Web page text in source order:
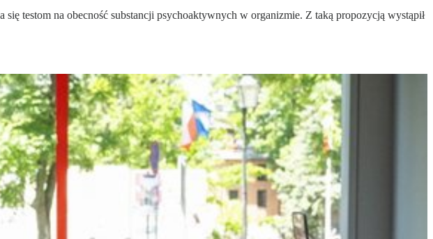
testom na obecność substancji psychoaktywnych w organizmie. Z taką propozycją wystąpił